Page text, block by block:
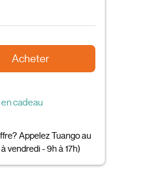
Acheter
cadeau
Appelez Tuango au
vendredi - 9h à 17h)